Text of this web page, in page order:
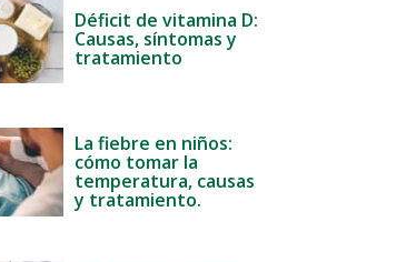
Déficit de vitamina D:
Causas, síntomas y
tratamiento
La fiebre en niños:
cómo tomar la
temperatura, causas
y tratamiento.